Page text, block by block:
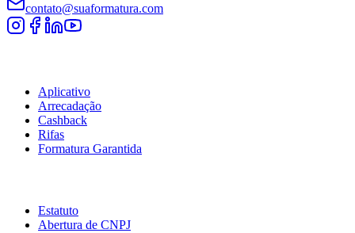
contato@suaformatura.com
Aplicativo
Arrecadação
Cashback
Rifas
Formatura Garantida
Estatuto
Abertura de CNPJ